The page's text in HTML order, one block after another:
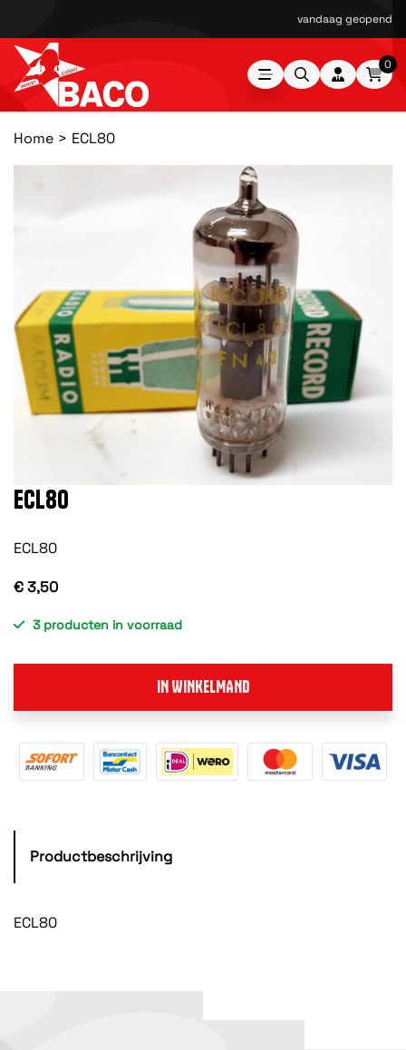
vandaag geopend
0
Home ECL80
ECL80
ECL80
€ 3,50
3 producten in voorraad
IN WINKELMAND
Productbeschrijving
ECL80